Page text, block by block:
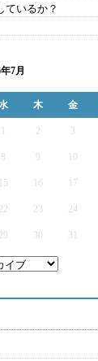
ているか？
7月
木 金
2 3
9
15 16 17
22 23 24
29 30 31